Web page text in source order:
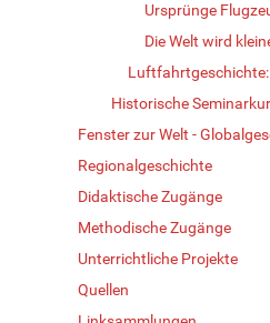
Ursprünge
Die Welt wird
Luftfahrtgeschichte:
Historische
Fenster zur Welt -
Regionalgeschichte
Didaktische Zugänge
Methodische Zugänge
Unterrichtliche Projekte
Quellen